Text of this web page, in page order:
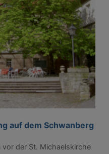
auf dem Schwanberg
vor der St. Michaelskirche